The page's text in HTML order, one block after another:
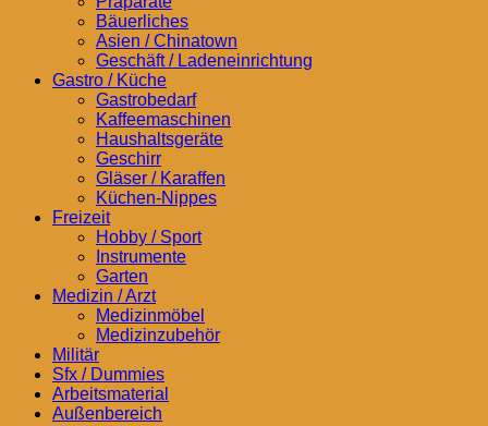
Bäuerliches
Asien / Chinatown
Geschäft / Ladeneinrichtung
Gastro / Küche
Gastrobedarf
Kaffeemaschinen
Haushaltsgeräte
Geschirr
Gläser / Karaffen
Küchen-Nippes
Freizeit
Hobby / Sport
Instrumente
Garten
Medizin / Arzt
Medizinmöbel
Medizinzubehör
Militär
Sfx / Dummies
Arbeitsmaterial
Außenbereich